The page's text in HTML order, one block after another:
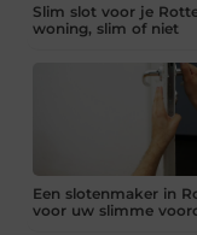
Slim slot voor je
woning, slim of niet
Een slotenmaker in
voor uw slimme